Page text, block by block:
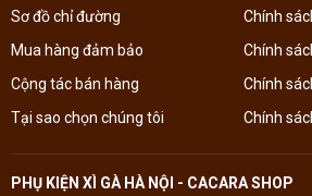
Sơ đồ chỉ đường
Mua hàng đảm bảo
Cộng tác bán hàng
Tại sao chọn chúng tôi
Chính
Chính
Chính
Chính
PHỤ KIỆN XÌ GÀ HÀ NỘI - CACARA SHOP